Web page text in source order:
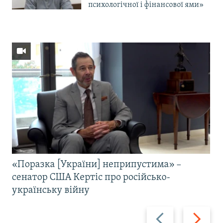
психологічної і фінансової ями»
Назад Вперед
«Поразка [України] неприпустима» –
сенатор США Кертіс про російсько-
українську війну